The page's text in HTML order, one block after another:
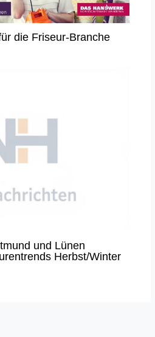
die Friseur-Branche
und Lünen
Herbst/Winter